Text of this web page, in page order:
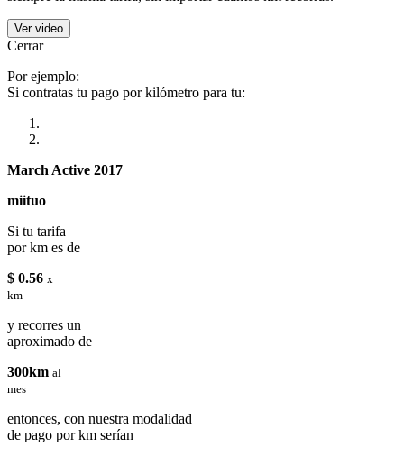
Ver video
Cerrar
Por ejemplo:
Si contratas tu pago por kilómetro para tu:
March Active 2017
miituo
Si tu tarifa
por km es de
$ 0.56 x
km
y recorres un
aproximado de
300km al
mes
entonces, con nuestra modalidad
de pago por km serían